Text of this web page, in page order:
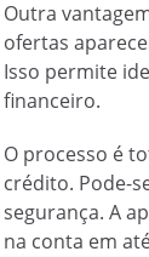
Outra
ofertas
Isso permite
financeiro.
O processo é
crédito. Pode-
segurança. A
na conta em